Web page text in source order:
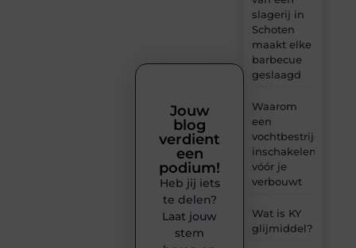
slagerij in
Schoten
maakt elke
barbecue
geslaagd
Waarom
een
inschakelen
vóór je
verbouwt
Wat is KY
glijmiddel?
Jouw
blog
verdient
een
podium!
Heb jij iets
te delen?
Laat jouw
stem